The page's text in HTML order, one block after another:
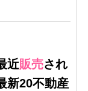
近販売され
新20不動産